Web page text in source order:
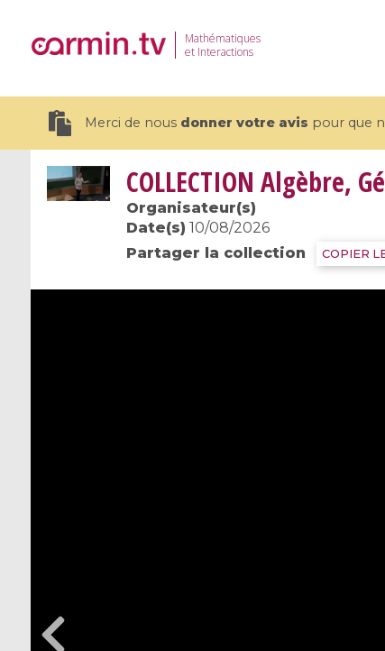
Mathématiques
et Interactions
Merci de nous donner votre avis pour que
19 videos
CEMRACS 2026 : Modeling and AI
COLLECTION Algèbre,
Organisateur(s)
Date(s) 10/08/2026
Partager la collection
COPIER